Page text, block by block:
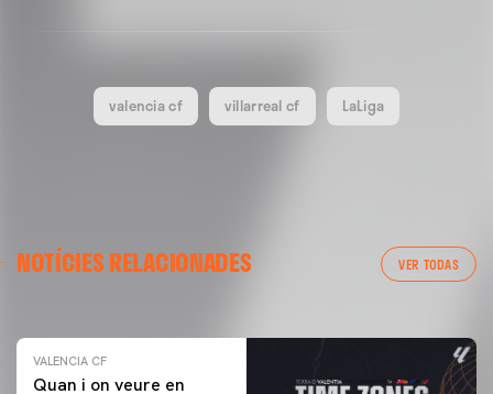
valencia cf villarreal cf LaLiga
NOTÍCIES RELACIONADES VER TODAS
ENTRENAMENT DEL VALENCIA CF 04/03/26
VALENCIA CF
Quan i on veure en